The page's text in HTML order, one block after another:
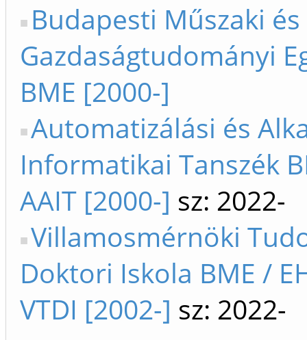
Budapesti Műszaki és
Gazdaságtudományi
BME [2000-]
Automatizálási és
Informatikai Tanszék
AAIT [2000-] sz: 2022-
Villamosmérnöki
Doktori Iskola BME /
VTDI [2002-] sz: 2022-